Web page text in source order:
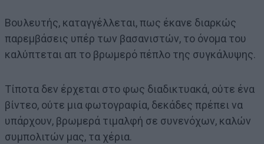
Βουλευτής, καταγγέλλεται, πως έκανε διαρκώς
παρεμβάσεις υπέρ των βασανιστών, το όνομα του
καλύπτεται απ το βρωμερό πέπλο της συγκάλυψης.
Τίποτα δεν έρχεται στο φως διαδικτυακά, ούτε ένα
βίντεο, ούτε μια φωτογραφία, δεκάδες πρέπει να
υπάρχουν, βρωμερά τιμαλφή σε συνενόχων, καλών
συμπολιτών μας, τα χέρια.